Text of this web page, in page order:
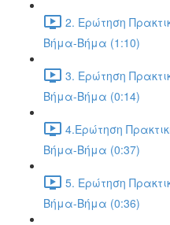
2. Ερώτηση
Βήμα-Βήμα (1:10)
3. Ερώτηση
Βήμα-Βήμα (0:14)
4.Ερώτηση
Βήμα-Βήμα (0:37)
5. Ερώτηση
Βήμα-Βήμα (0:36)